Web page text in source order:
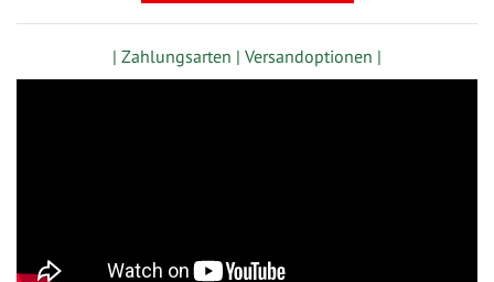
| Zahlungsarten | Versandoptionen |